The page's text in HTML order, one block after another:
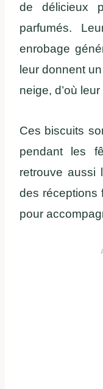
de délicieux
parfumés.
enrobage
leur donnent
neige, d’où
Ces biscuits
pendant les
retrouve aussi
des réceptions
pour